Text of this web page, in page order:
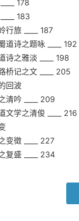
178
183
行旅 ____ 187
道诗之题咏 ____ 192
诗之雅淡 ____ 198
桥记之文 ____ 205
回波
清吟 ____ 209
文学之清俊 ____ 216
变徵 ____ 227
复盛 ____ 234